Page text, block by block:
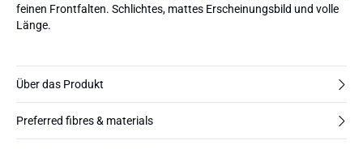
feinen Frontfalten. Schlichtes, mattes Erscheinungsbild und volle
Länge.
Über das Produkt
Preferred fibres & materials